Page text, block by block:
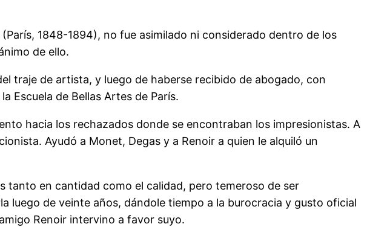
1848-1894), no fue asimilado ni considerado dentro de los
de ello.
traje de artista, y luego de haberse recibido de abogado, con
Escuela de Bellas Artes de París.
hacia los rechazados donde se encontraban los impresionistas. A
Ayudó a Monet, Degas y a Renoir a quien le alquiló un
tanto en cantidad como el calidad, pero temeroso de ser
luego de veinte años, dándole tiempo a la burocracia y gusto oficial
Renoir intervino a favor suyo.